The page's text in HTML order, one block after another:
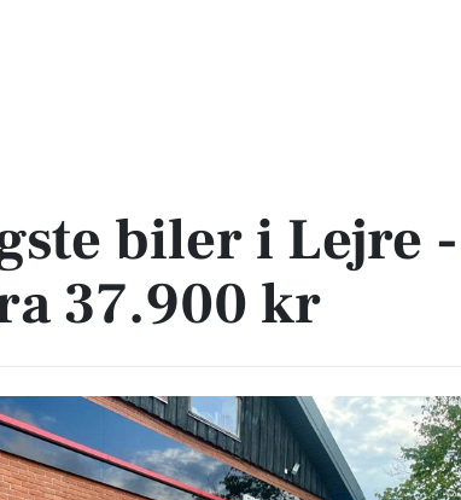
- Priser fra 37.900 kr
biler i Lejre -
37.900 kr